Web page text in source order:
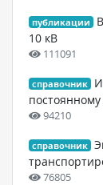
публикации
10 кВ
111091
справочник
постоянному
94210
справочник
76805